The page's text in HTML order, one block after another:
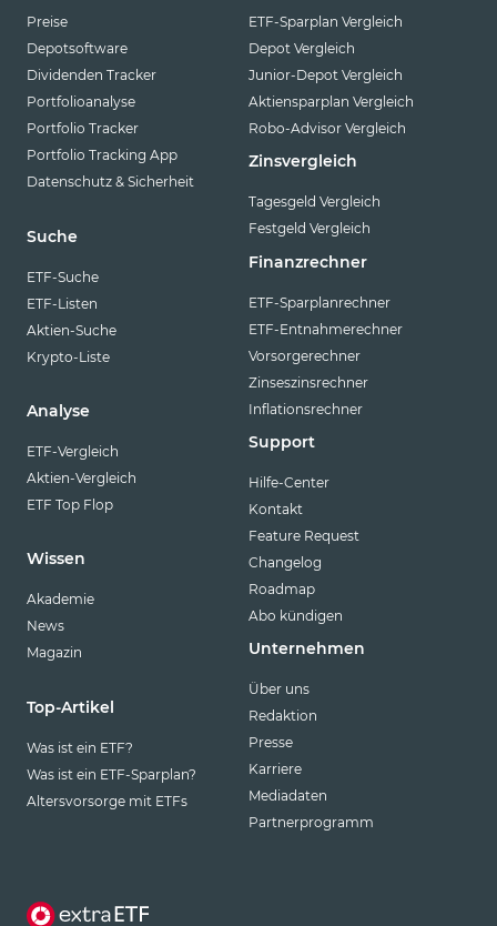
Preise
Depotsoftware
Dividenden Tracker
Portfolioanalyse
Portfolio Tracker
Portfolio Tracking App
Datenschutz & Sicherheit
Suche
ETF-Suche
ETF-Listen
Aktien-Suche
Krypto-Liste
Analyse
ETF-Vergleich
Aktien-Vergleich
ETF Top Flop
Wissen
Akademie
News
Magazin
Top-Artikel
Was ist ein ETF?
Was ist ein ETF-Sparplan?
Altersvorsorge mit ETFs
ETF-Sparplan Vergleich
Depot Vergleich
Junior-Depot Vergleich
Aktiensparplan Vergleich
Robo-Advisor Vergleich
Zinsvergleich
Tagesgeld Vergleich
Festgeld Vergleich
Finanzrechner
ETF-Sparplanrechner
ETF-Entnahmerechner
Vorsorgerechner
Zinseszinsrechner
Inflationsrechner
Support
Hilfe-Center
Kontakt
Feature Request
Changelog
Roadmap
Abo kündigen
Unternehmen
Über uns
Redaktion
Presse
Karriere
Mediadaten
Partnerprogramm